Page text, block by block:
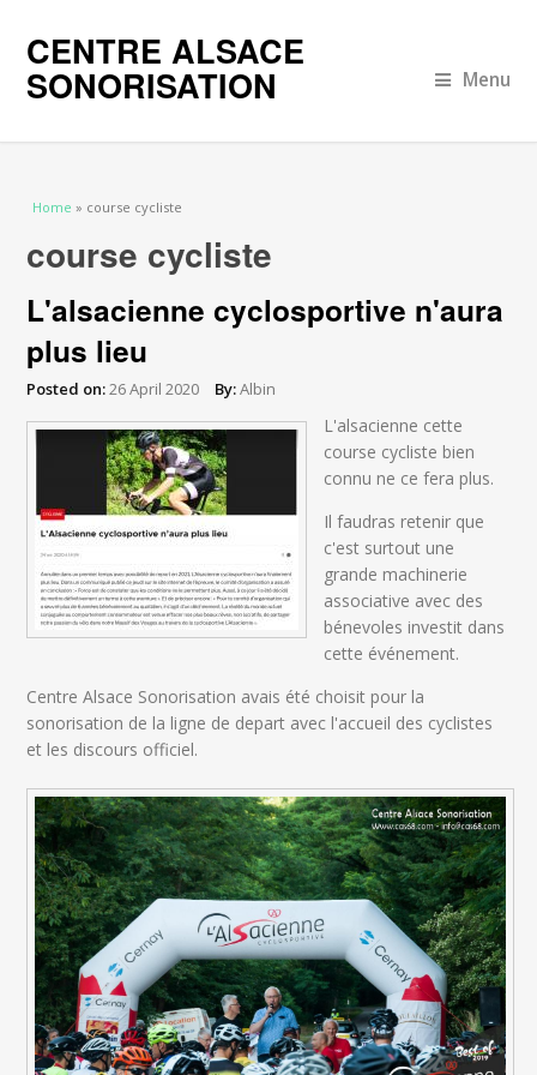
CENTRE ALSACE
SONORISATION Menu
You are here
Home » course cycliste
course cycliste
L'alsacienne cyclosportive n'aura
plus lieu
Posted on:26 April 2020 By:Albin
L'alsacienne cette
course cycliste bien
connu ne ce fera plus.
Il faudras retenir que
c'est surtout une
grande machinerie
associative avec des
bénevoles investit dans
cette événement.
Centre Alsace Sonorisation avais été choisit pour la
sonorisation de la ligne de depart avec l'accueil des cyclistes
et les discours officiel.